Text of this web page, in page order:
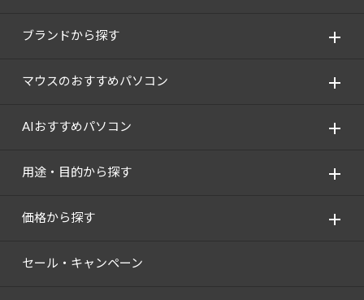
ブランドから探す
マウスのおすすめパソコン
AIおすすめパソコン
用途・目的から探す
価格から探す
セール・キャンペーン